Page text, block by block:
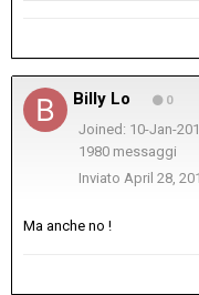
Billy Lo 0
Joined: 10-Jan-
1980 messaggi
Inviato April 28,
Ma anche no !